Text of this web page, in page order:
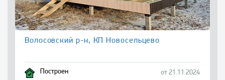
Волосовский р-н, КП Новосельцево
Построен от 21.11.2024